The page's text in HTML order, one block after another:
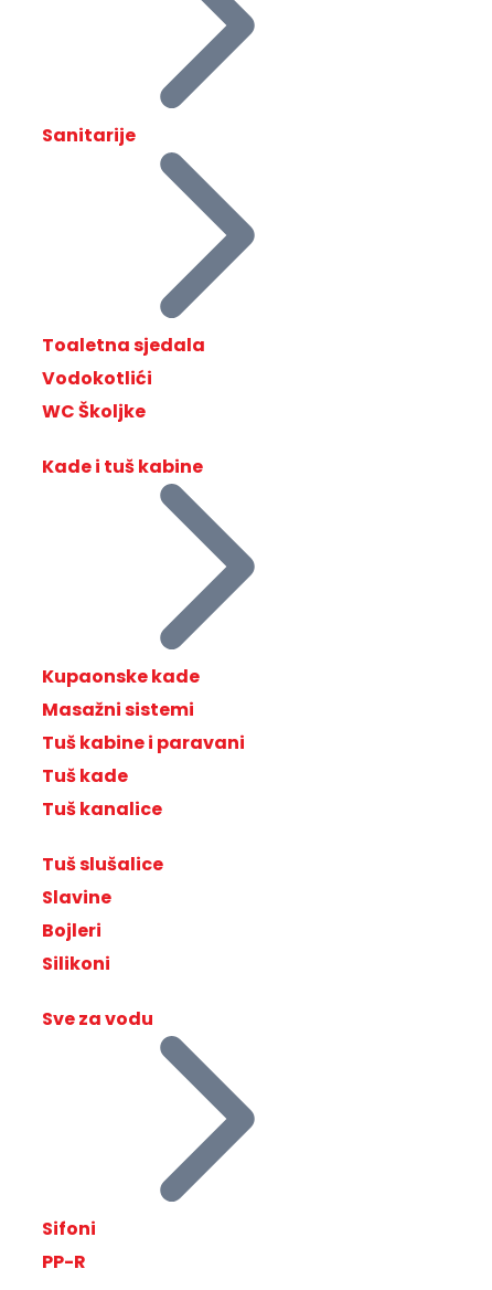
Sanitarije
Toaletna sjedala
Vodokotlići
WC Školjke
Kade i tuš kabine
Kupaonske kade
Masažni sistemi
Tuš kabine i paravani
Tuš kade
Tuš kanalice
Tuš slušalice
Slavine
Bojleri
Silikoni
Sve za vodu
Sifoni
PP-R